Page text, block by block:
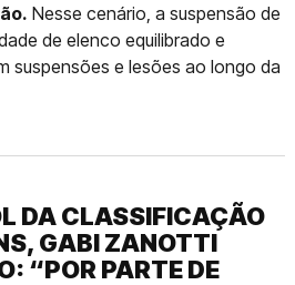
Nesse cenário, a suspensão de
de elenco equilibrado e
suspensões e lesões ao longo da
DA CLASSIFICAÇÃO
GABI ZANOTTI
“POR PARTE DE